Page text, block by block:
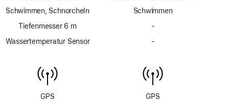
Schwimmen, Schnorcheln
Tiefenmesser 6 m
Wassertemperatur Sensor
GPS
Schwimmen
-
-
GPS